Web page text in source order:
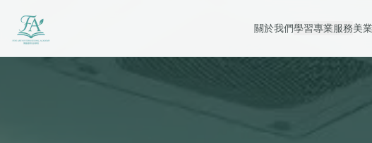
關於我們學習專業服務美